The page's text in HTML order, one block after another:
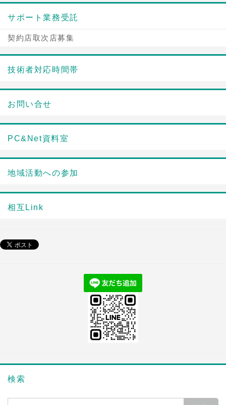
サポート業務受託
契約店取次店募集
技術者対応時間帯
お問い合せ
PC&Net資料室
地域活動への参加
相互Link
検索